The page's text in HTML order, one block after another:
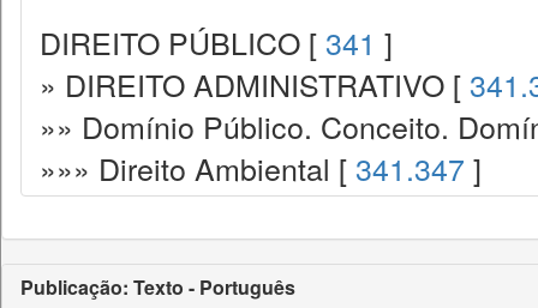
DIREITO PÚBLICO [ 341 ]
» DIREITO ADMINISTRATIVO [
»» Domínio Público. Conceito.
»»» Direito Ambiental [ 341.347 ]
Publicação: Texto - Português